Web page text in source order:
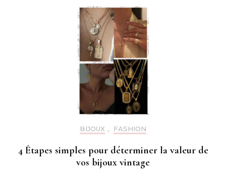
BIJOUX , FASHION
4 Étapes simples pour déterminer la valeur de
vos bijoux vintage